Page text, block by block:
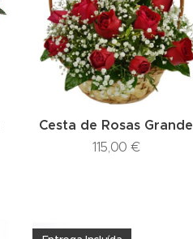
Cesta de Rosas Grande
115,00 €